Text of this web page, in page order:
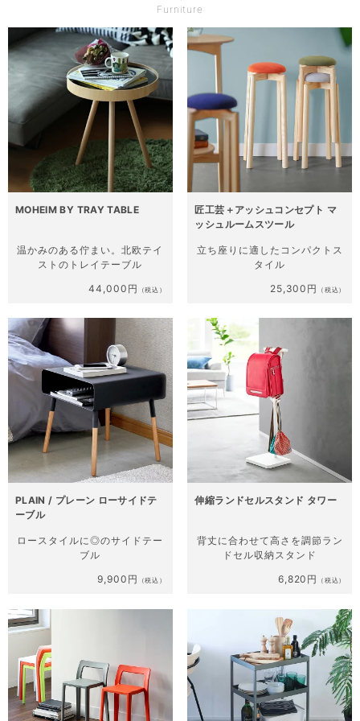
Furniture
MOHEIM BY TRAY TABLE
温かみのある佇まい。北欧テイ
ストのトレイテーブル
44,000円
（税込）
匠工芸＋アッシュコンセプト マ
ッシュルームスツール
立ち座りに適した コンパクトス
タイル
25,300円
（税込）
PLAIN / プレーン ローサイドテ
ーブル
ロースタイルに◎のサイドテー
ブル
9,900円
（税込）
伸縮ランドセルスタンド タワー
背丈に合わせて高さを調節ラン
ドセル収納スタンド
6,820円
（税込）